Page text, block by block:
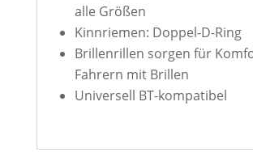
alle Größen
Kinnriemen: Doppel-D-Ring
Brillenrillen sorgen für
Fahrern mit Brillen
Universell BT-kompatibel